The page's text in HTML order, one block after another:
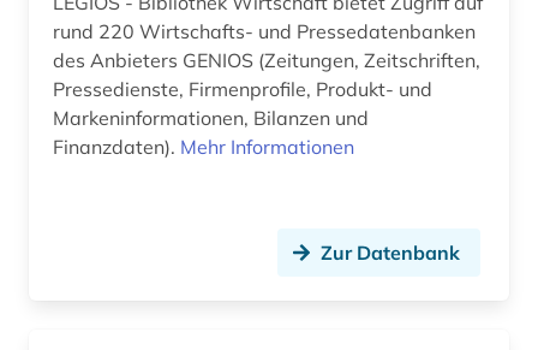
rund 220 Wirtschafts- und Pressedatenbanken
des Anbieters GENIOS (Zeitungen, Zeitschriften,
Pressedienste, Firmenprofile, Produkt- und
Markeninformationen, Bilanzen und
Finanzdaten). Mehr Informationen
Zur Datenbank